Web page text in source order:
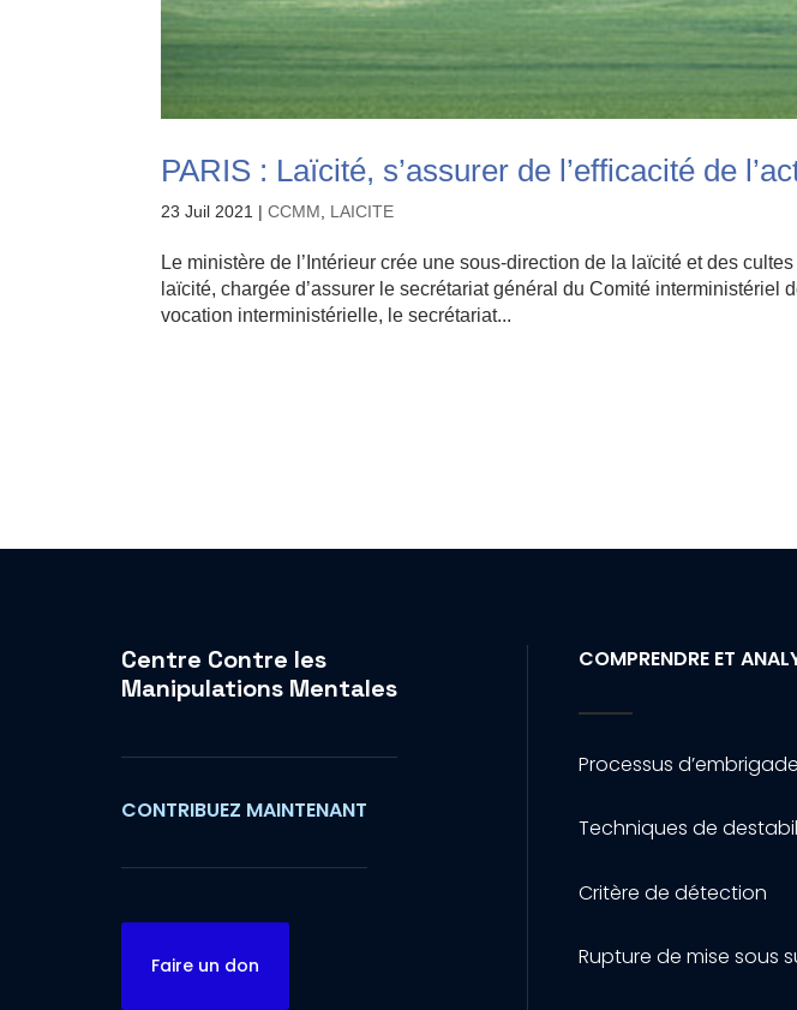
PARIS : Laïcité, s’assurer de l’efficacité de
23 Juil 2021 |CCMM LAICITE
Le ministère de l’Intérieur crée une sous-direction de la laïcité et des
laïcité, chargée d’assurer le secrétariat général du Comité interministériel
vocation interministérielle, le secrétariat...
Centre Contre les
Manipulations Mentales
CONTRIBUEZ MAINTENANT
Faire un don
COMPRENDRE ET
Processus
Techniques de
Critère de détection
Rupture de mise sous